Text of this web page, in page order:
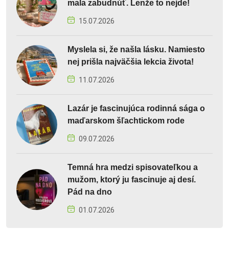
mala zabudnúť. Lenže to nejde!
15.07.2026
Myslela si, že našla lásku. Namiesto
nej prišla najväčšia lekcia života!
11.07.2026
Lazár je fascinujúca rodinná sága o
maďarskom šľachtickom rode
09.07.2026
Temná hra medzi spisovateľkou a
mužom, ktorý ju fascinuje aj desí.
Pád na dno
01.07.2026